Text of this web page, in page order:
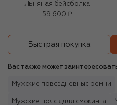
Льняная бейсболка
59 600 ₽
Быстрая покупка
Вас также может
Мужские повседневные ремни
Мужские пояса для смокинга